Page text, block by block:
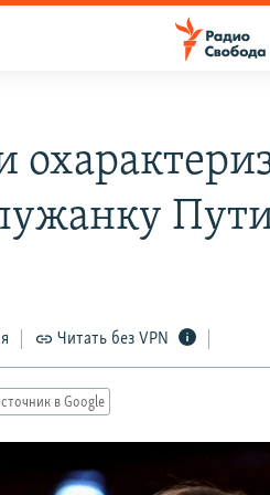
Читать без VPN
в Google